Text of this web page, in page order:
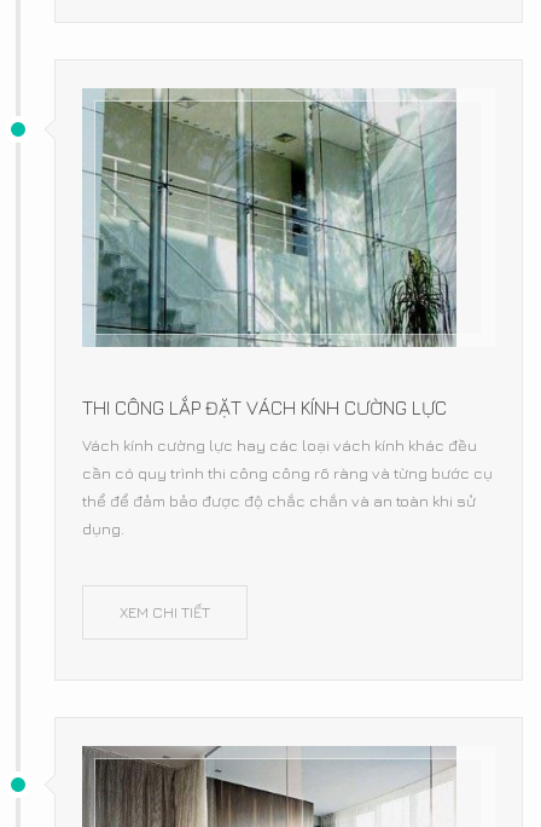
THI CÔNG LẮP ĐẶT VÁCH KÍNH CƯỜNG LỰC
Vách kính cường lực hay các loại vách kính khác đều
cần có quy trình thi công công rõ ràng và từng bước cụ
thể để đảm bảo được độ chắc chắn và an toàn khi sử
dụng.
XEM CHI TIẾT